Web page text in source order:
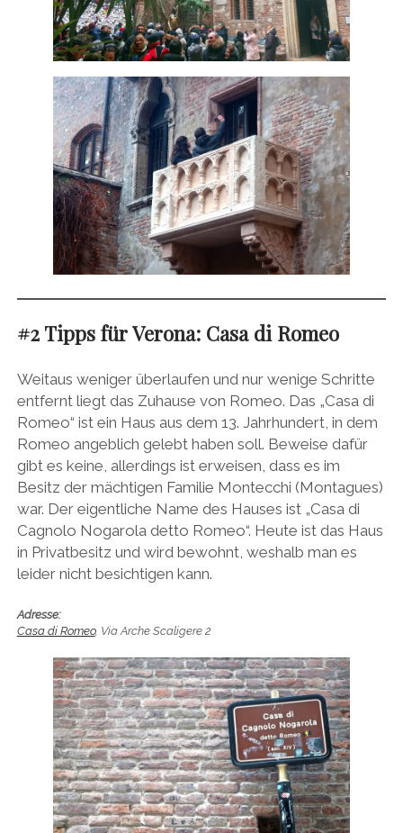
#2 Tipps für Verona: Casa di Romeo
Weitaus weniger überlaufen und nur wenige Schritte
entfernt liegt das Zuhause von Romeo. Das „Casa di
Romeo“ ist ein Haus aus dem 13. Jahrhundert, in dem
Romeo angeblich gelebt haben soll. Beweise dafür
gibt es keine, allerdings ist erweisen, dass es im
Besitz der mächtigen Familie Montecchi (Montagues)
war. Der eigentliche Name des Hauses ist „Casa di
Cagnolo Nogarola detto Romeo“. Heute ist das Haus
in Privatbesitz und wird bewohnt, weshalb man es
leider nicht besichtigen kann.
Adresse:
Casa di Romeo, Via Arche Scaligere 2